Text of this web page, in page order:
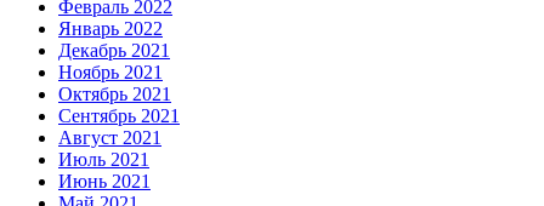
Февраль 2022
Январь 2022
Декабрь 2021
Ноябрь 2021
Октябрь 2021
Сентябрь 2021
Август 2021
Июль 2021
Июнь 2021